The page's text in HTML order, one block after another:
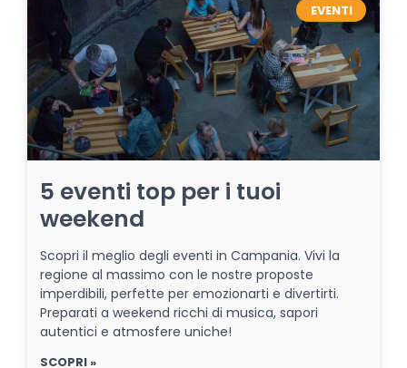
EVENTI
5 eventi top per i tuoi
weekend
Scopri il meglio degli eventi in Campania. Vivi la
regione al massimo con le nostre proposte
imperdibili, perfette per emozionarti e divertirti.
Preparati a weekend ricchi di musica, sapori
autentici e atmosfere uniche!
SCOPRI »